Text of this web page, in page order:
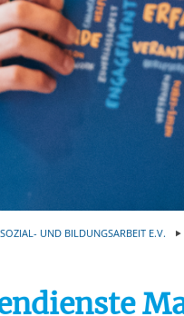
UND BILDUNGSARBEIT E.V.